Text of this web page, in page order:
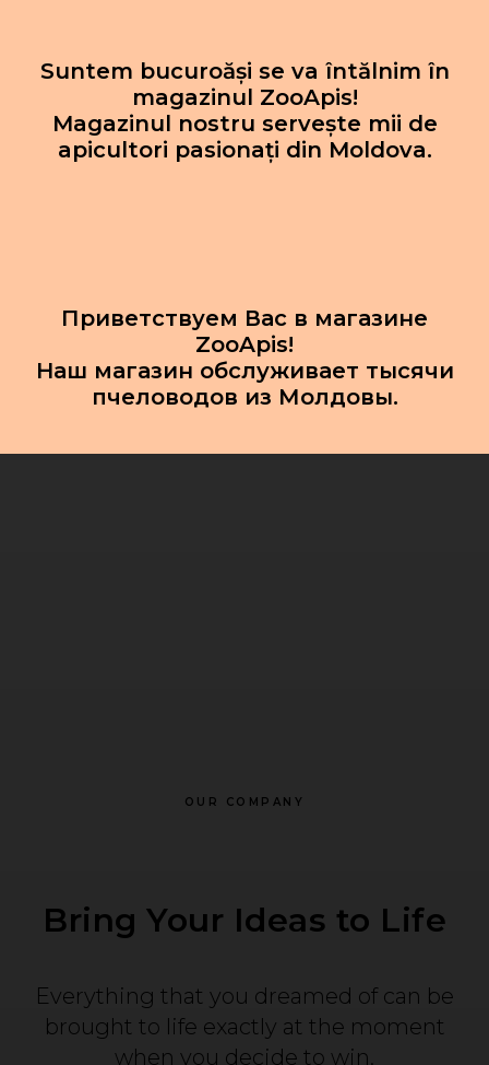
Suntem bucuroăși se va întălnim în
magazinul ZooApis!
Magazinul nostru servește mii de
apicultori pasionați din Moldova.
Приветствуем Вас в магазине
ZooApis!
Наш магазин обслуживает тысячи
пчеловодов из Молдовы.
OUR COMPANY
Bring Your Ideas to Life
Everything that you dreamed of can be
brought to life exactly at the moment
when you decide to win.